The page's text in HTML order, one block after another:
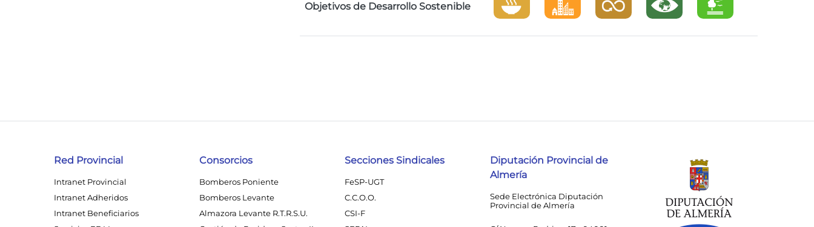
Objetivos de Desarrollo Sostenible
Red Provincial
Intranet Provincial
Intranet Adheridos
Intranet Beneficiarios
Consorcios
Bomberos Poniente
Bomberos Levante
Almazora Levante R.T.R.S.U.
Secciones Sindicales
FeSP-UGT
C.C.O.O.
CSI-F
Diputación Provincial de
Almería
Sede Electrónica Diputación
Provincial de Almería